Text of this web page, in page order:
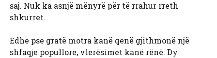
saj. Nuk ka asnjë mënyrë për të rrahur rreth
shkurret.
Edhe pse gratë motra kanë qenë gjithmonë një
shfaqje popullore, vlerësimet kanë rënë. Dy